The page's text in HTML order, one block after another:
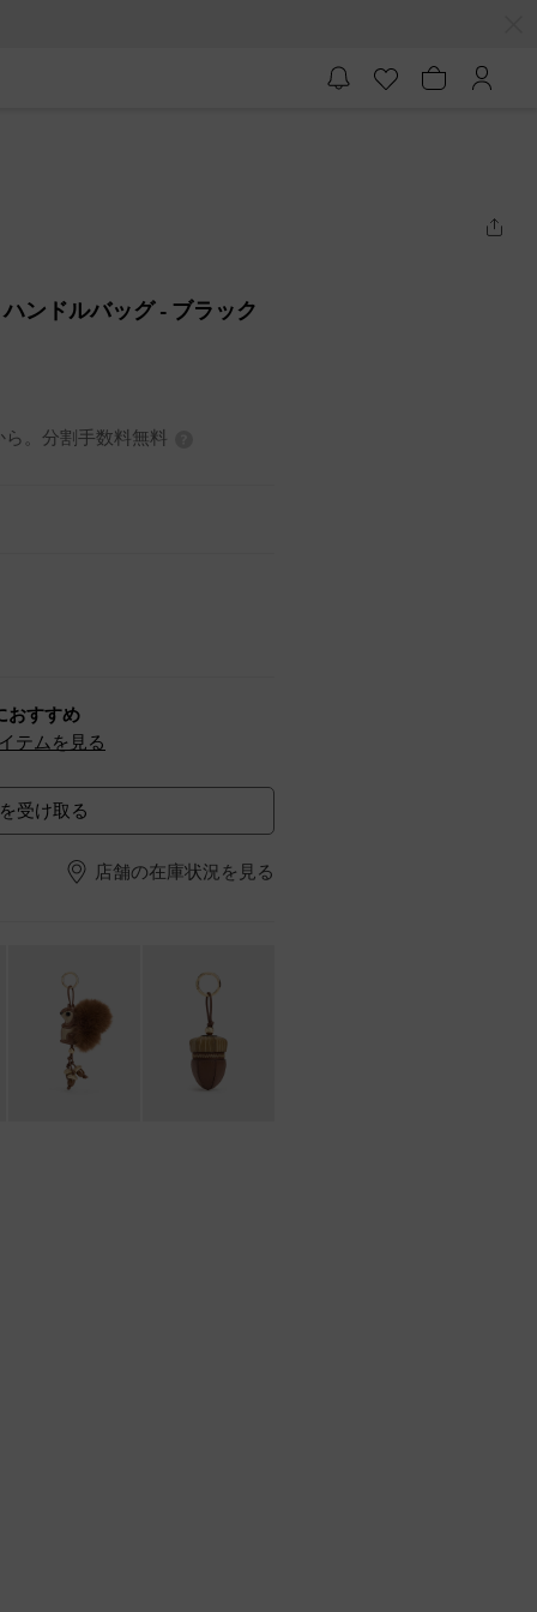
ンドルバッグ- ブラック
。分割手数料無料
おすすめ
テムを見る
受け取る
店舗の在庫状況を見る